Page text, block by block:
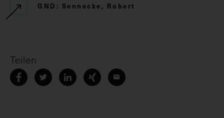
GND: Sennecke, Robert
Teilen